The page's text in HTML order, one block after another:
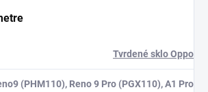
Tvrdené sklo Oppo
(PHM110), Reno 9 Pro (PGX110), A1 Pro